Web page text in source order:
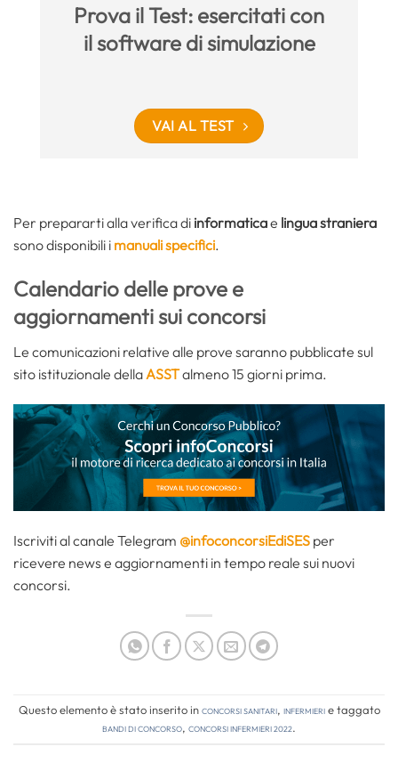
Prova il Test: esercitati con
il software di simulazione
VAI AL TEST
Per prepararti alla verifica di informaticae lingua straniera
sono disponibili i manuali specifici.
Calendario delle prove e
aggiornamenti sui concorsi
Le comunicazioni relative alle prove saranno pubblicate sul
sito istituzionale dellaASSTalmeno 15 giorni prima.
Iscriviti al canale Telegram @infoconcorsiEdiSES per
ricevere news e aggiornamenti in tempo reale sui nuovi
concorsi.
Questo elemento è stato inserito inConcorsi Sanitari, Infermierie taggato
bandi di concorso, concorsi infermieri 2022.